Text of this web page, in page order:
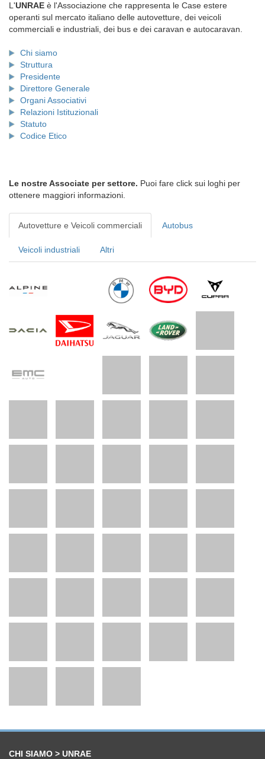
L'UNRAE è l'Associazione che rappresenta le Case estere
operanti sul mercato italiano delle autovetture, dei veicoli
commerciali e industriali, dei bus e dei caravan e autocaravan.
Chi siamo
Struttura
Presidente
Direttore Generale
Organi Associativi
Relazioni Istituzionali
Statuto
Codice Etico
Le nostre Associate per settore. Puoi fare click sui loghi per
ottenere maggiori informazioni.
Autovetture e Veicoli commerciali Autobus
Veicoli industriali Altri
CHI SIAMO > UNRAE